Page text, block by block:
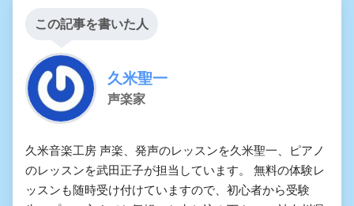
この記事を書いた人
久米聖一
声楽家
久米音楽工房 声楽、発声のレッスンを久米聖一、ピアノ
のレッスンを武田正子が担当しています。 無料の体験レ
ッスンも随時受け付けていますので、初心者から受験